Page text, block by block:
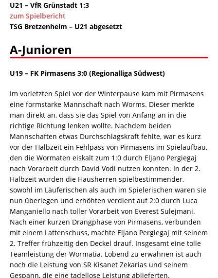
U21 – VfR Grünstadt 1:3
zum Spielbericht
TSG Bretzenheim – U21 abgesetzt
A-Junioren
U19 – FK Pirmasens 3:0 (Regionalliga Südwest)
Im vorletzten Spiel vor der Winterpause kam mit Pirmasens
eine formstarke Mannschaft nach Worms. Dieser merkte
man direkt an, dass sie das Spiel von Anfang an in die
richtige Richtung lenken wollte. Nachdem beiden
Mannschaften etwas Durchschlagskraft fehlte, war es kurz
vor der Halbzeit ein Fehlpass von Pirmasens im Spielaufbau,
den die Wormaten eiskalt zum 1:0 durch Eljano Pergiegaj
nach Vorarbeit durch David Vodi nutzen konnten. In der 2.
Halbzeit wurden die Hausherren spielbestimmender,
sowohl im Läuferischen als auch im Spielerischen waren sie
nun überlegen und erhöhten verdient auf 2:0 durch Luca
Manganiello nach toller Vorarbeit von Everest Sulejmani.
Nach einer kurzen Drangphase von Pirmasens, verbunden
mit einem Lattenschuss, machte Eljano Pergiegaj mit seinem
2. Treffer frühzeitig den Deckel drauf. Insgesamt eine tolle
Teamleistung der Wormatia. Lobend zu erwähnen ist auch
noch die Leistung von SR Kisanet Zekarias und seinem
Gespann, die eine tadellose Leistung ablieferten.